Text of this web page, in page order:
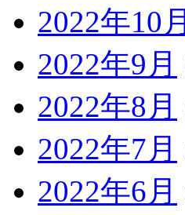
2022年10月
2022年9月
2022年8月
2022年7月
2022年6月